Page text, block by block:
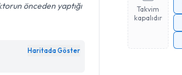
önceden yaptığı
Haritada Göster
Takvim
kapalıdır